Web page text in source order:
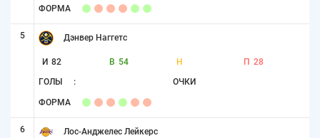
ФОРМА
5 Дэнвер Наггетс
И 82 В 54 Н П 28
ГОЛЫ : ОЧКИ
ФОРМА
6 Лос-Анджелес Лейкерс